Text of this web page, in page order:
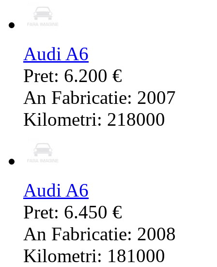
Audi A6
Pret: 6.200 €
An Fabricatie: 2007
Kilometri: 218000
Audi A6
Pret: 6.450 €
An Fabricatie: 2008
Kilometri: 181000